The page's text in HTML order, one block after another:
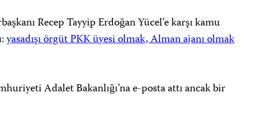
Recep Tayyip Erdoğan Yücel’e karşı kamu
yasadışı örgüt PKK üyesi olmak, Alman ajanı olmak
Adalet Bakanlığı’na e-posta attı ancak bir